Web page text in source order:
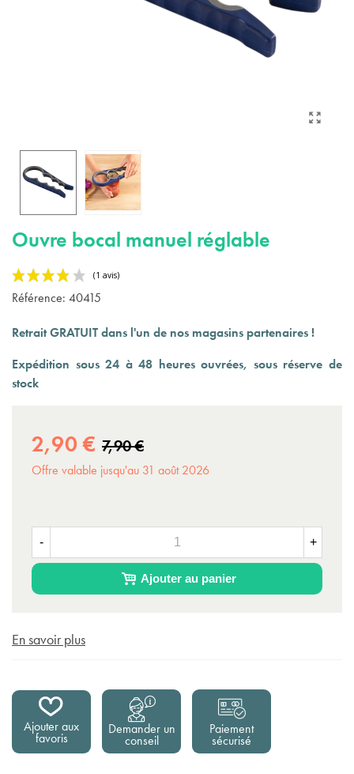
Ouvre bocal manuel réglable
Référence: 40415
Retrait GRATUIT dans l'un de nos magasins partenaires !
Expédition sous 24 à 48 heures ouvrées, sous réserve de
stock
2,90 € 7,90 €
Offre valable jusqu'au 31 août 2026
- +
Ajouter au panier
En savoir plus
Ajouter aux
favoris
Demander un
conseil
Paiement
sécurisé